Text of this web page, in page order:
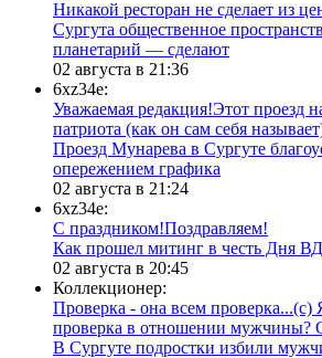
​Никакой ресторан не сделает из
Сургута общественное
планетарий — сделают
02 августа в 21:36
6xz34e:
Уважаемая редакция!Этот проезд
патриота (как он сам себя
​Проезд Мунарева в Сургуте
опережением графика
02 августа в 21:24
6xz34e:
С праздником!Поздравляем!
Как прошел митинг в честь Дня
02 августа в 20:45
Коллекционер:
Проверка - она всем
проверка в отношении мужчины?
В Сургуте подростки избили